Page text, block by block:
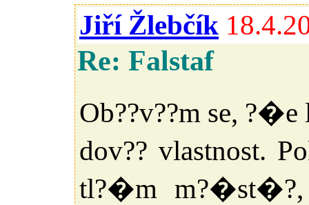
Jiří Žlebčík
Re: Falstaf
Ob??v??m se,
dov?? vlastnost.
tl?�m m?�st�?,